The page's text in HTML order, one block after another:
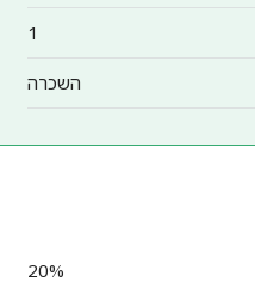
1
השכרה
20%